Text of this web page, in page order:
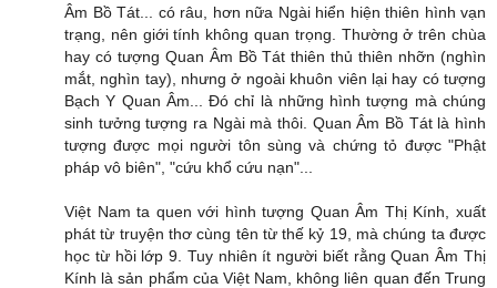
Âm Bồ Tát... có râu, hơn nữa Ngài hiển hiện thiên hình vạn
trạng, nên giới tính không quan trọng. Thường ở trên chùa
hay có tượng Quan Âm Bồ Tát thiên thủ thiên nhỡn (nghìn
mắt, nghìn tay), nhưng ở ngoài khuôn viên lại hay có tượng
Bạch Y Quan Âm... Đó chỉ là những hình tượng mà chúng
sinh tưởng tượng ra Ngài mà thôi. Quan Âm Bồ Tát là hình
tượng được mọi người tôn sùng và chứng tỏ được "Phật
pháp vô biên", "cứu khổ cứu nạn"...
Việt Nam ta quen với hình tượng Quan Âm Thị Kính, xuất
phát từ truyện thơ cùng tên từ thế kỷ 19, mà chúng ta được
học từ hồi lớp 9. Tuy nhiên ít người biết rằng Quan Âm Thị
Kính là sản phẩm của Việt Nam, không liên quan đến Trung